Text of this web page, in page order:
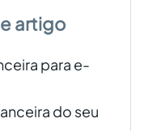
artigo
para e-
do seu